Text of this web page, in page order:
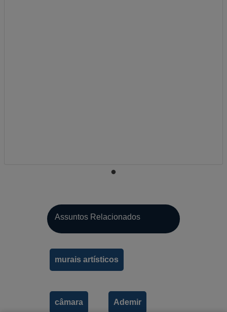
Assuntos Relacionados
murais artísticos
câmara Ademir